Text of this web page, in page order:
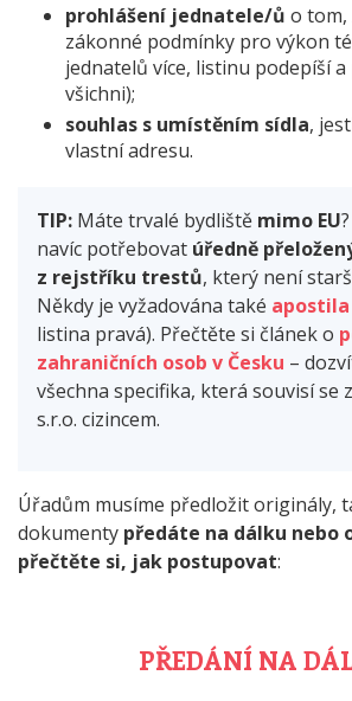
prohlášení jednatele/ů o tom,
zákonné podmínky pro výkon
jednatelů více, listinu podepíší
všichni);
souhlas s umístěním sídla,
vlastní adresu.
TIP: Máte trvalé bydliště mimo EU
navíc potřebovat úředně
z rejstříku trestů, který není
Někdy je vyžadována také apostila
listina pravá). Přečtěte si článek o
zahraničních osob v Česku –
všechna specifika, která souvisí se
s.r.o. cizincem.
Úřadům musíme předložit originály,
dokumenty předáte na dálku nebo
přečtěte si, jak postupovat:
PŘEDÁNÍ NA